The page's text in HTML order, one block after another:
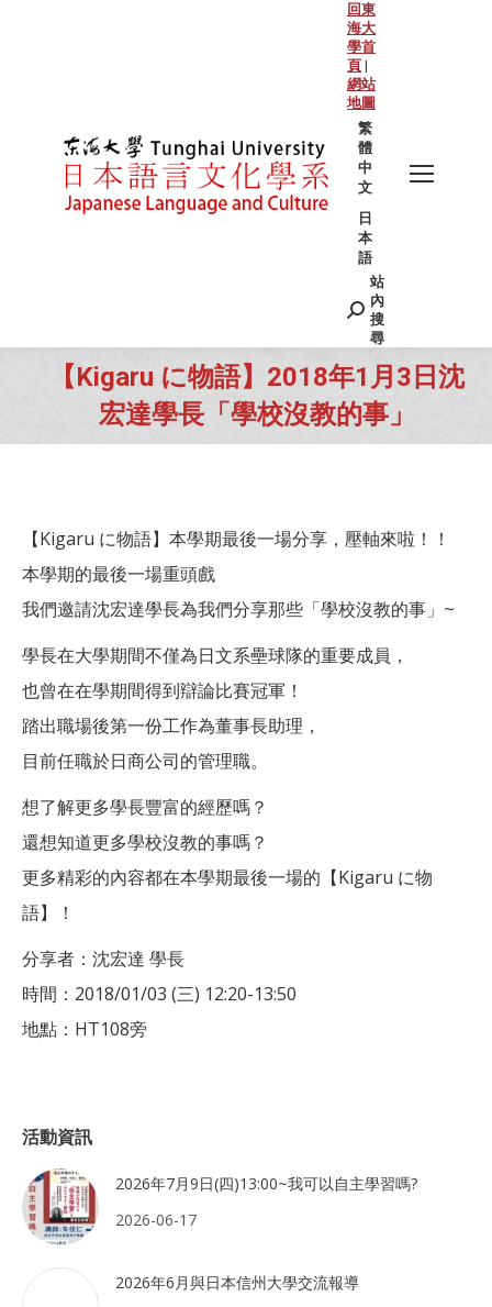
回東
海大
學首
頁 |
網站
地圖
繁
體
中
文
日
本
語
Search:
站
內
搜
尋
【Kigaru に物語】2018年1月3日沈
宏達學長「學校沒教的事」
You are here:
【Kigaru に物語】本學期最後一場分享，壓軸來啦！！
本學期的最後一場重頭戲
我們邀請沈宏達學長為我們分享那些「學校沒教的事」~
學長在大學期間不僅為日文系壘球隊的重要成員，
也曾在在學期間得到辯論比賽冠軍！
踏出職場後第一份工作為董事長助理，
目前任職於日商公司的管理職。
想了解更多學長豐富的經歷嗎？
還想知道更多學校沒教的事嗎？
更多精彩的內容都在本學期最後一場的【Kigaru に物
語】！
分享者：沈宏達 學長
時間：2018/01/03 (三) 12:20-13:50
地點：HT108旁
活動資訊
2026年7月9日(四)13:00~我可以自主學習嗎?
2026-06-17
2026年6月與日本信州大學交流報導